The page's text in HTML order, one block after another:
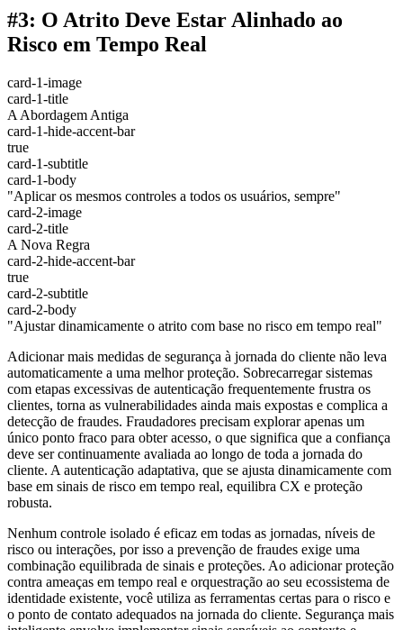
#3: O Atrito Deve Estar Alinhado ao
Risco em Tempo Real
card-1-image
card-1-title
A Abordagem Antiga
card-1-hide-accent-bar
true
card-1-subtitle
card-1-body
"Aplicar os mesmos controles a todos os usuários, sempre"
card-2-image
card-2-title
A Nova Regra
card-2-hide-accent-bar
true
card-2-subtitle
card-2-body
"Ajustar dinamicamente o atrito com base no risco em tempo real"
Adicionar mais medidas de segurança à jornada do cliente não leva
automaticamente a uma melhor proteção. Sobrecarregar sistemas
com etapas excessivas de autenticação frequentemente frustra os
clientes, torna as vulnerabilidades ainda mais expostas e complica a
detecção de fraudes. Fraudadores precisam explorar apenas um
único ponto fraco para obter acesso, o que significa que a confiança
deve ser continuamente avaliada ao longo de toda a jornada do
cliente. A autenticação adaptativa, que se ajusta dinamicamente com
base em sinais de risco em tempo real, equilibra CX e proteção
robusta.
Nenhum controle isolado é eficaz em todas as jornadas, níveis de
risco ou interações, por isso a prevenção de fraudes exige uma
combinação equilibrada de sinais e proteções. Ao adicionar proteção
contra ameaças em tempo real e orquestração ao seu ecossistema de
identidade existente, você utiliza as ferramentas certas para o risco e
o ponto de contato adequados na jornada do cliente. Segurança mais